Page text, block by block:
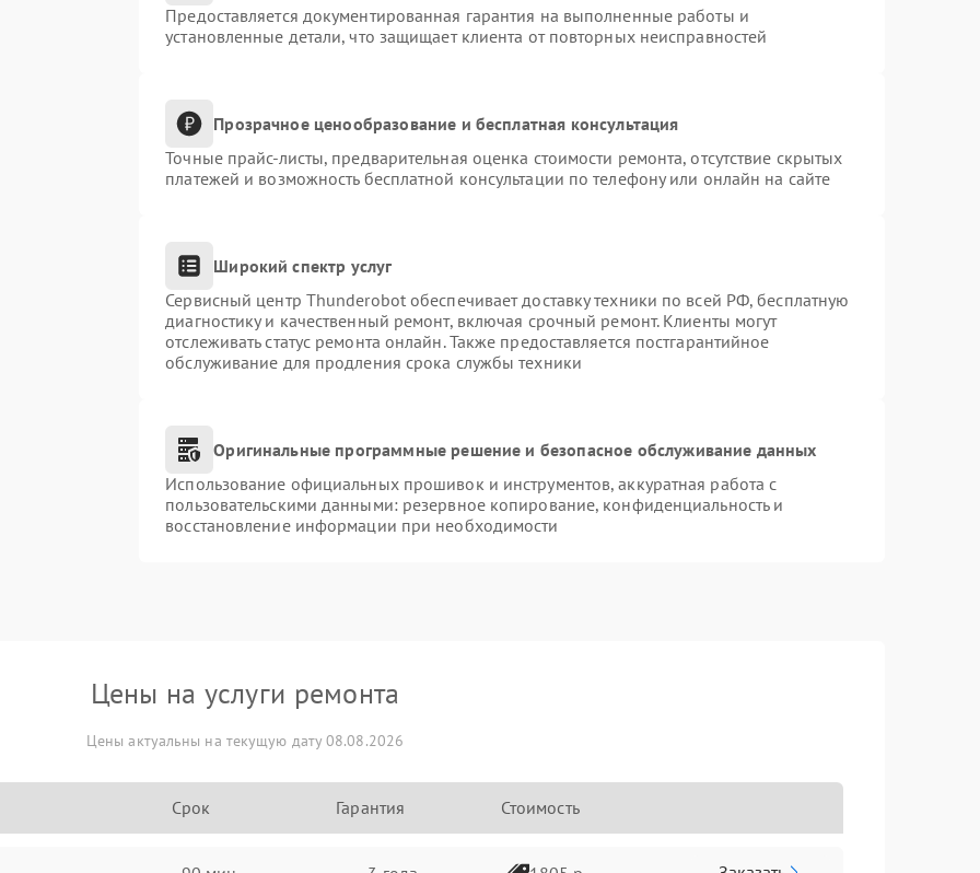
Предоставляется документированная гарантия на выполненные работы и
установленные детали, что защищает клиента от повторных неисправностей
Прозрачное ценообразование и бесплатная консультация
Точные прайс-листы, предварительная оценка стоимости ремонта, отсутствие скрытых
платежей и возможность бесплатной консультации по телефону или онлайн на сайте
Широкий спектр услуг
Сервисный центр Thunderobot обеспечивает доставку техники по всей РФ, бесплатную
диагностику и качественный ремонт, включая срочный ремонт. Клиенты могут
отслеживать статус ремонта онлайн. Также предоставляется постгарантийное
обслуживание для продления срока службы техники
Оригинальные программные решение и безопасное обслуживание данных
Использование официальных прошивок и инструментов, аккуратная работа с
пользовательскими данными: резервное копирование, конфиденциальность и
восстановление информации при необходимости
Цены на услуги ремонта
Цены актуальны на текущую дату 08.08.2026
Срок Гарантия Стоимость